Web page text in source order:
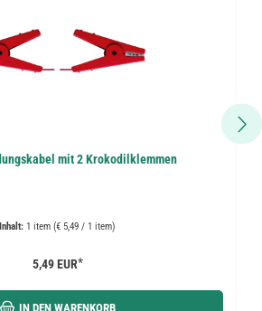
mit 2 Krokodilklemmen
Inhalt: 1 item (€ 5,49 / 1 item)
5,49 EUR*
IN DEN WARENKORB